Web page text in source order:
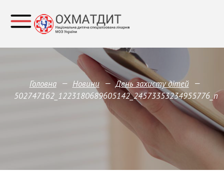
Головна — Новини — День захисту дітей —
502747162_1223180689605142_24573353234955776_n